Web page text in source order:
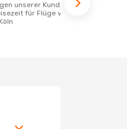
für Flüge von